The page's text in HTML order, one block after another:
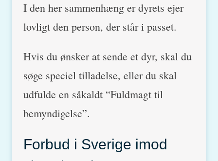
I den her sammenhæng er dyrets ejer
lovligt den person, der står i passet.
Hvis du ønsker at sende et dyr, skal du
søge speciel tilladelse, eller du skal
udfulde en såkaldt “Fuldmagt til
bemyndigelse”.
Forbud i Sverige imod